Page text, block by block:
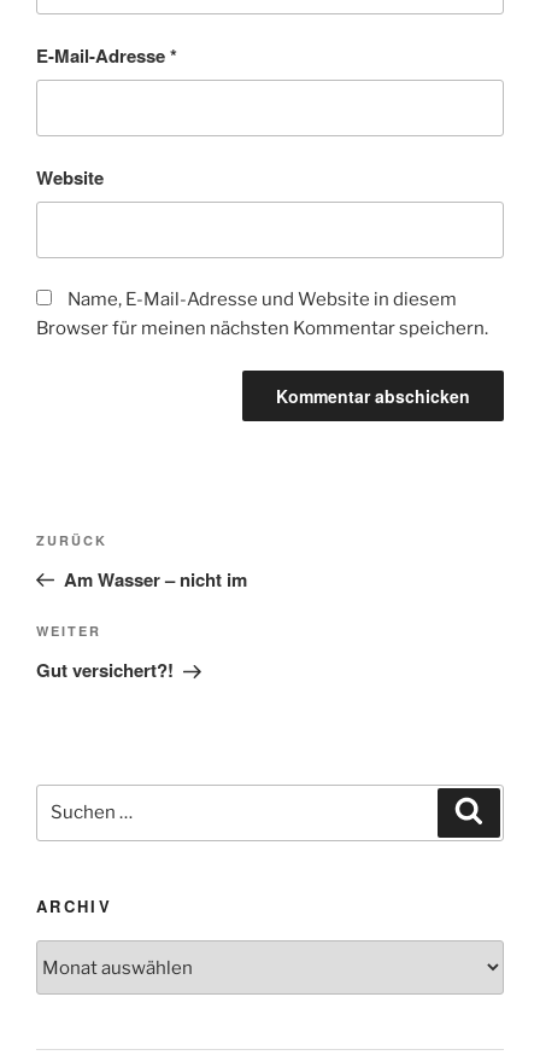
E-Mail-Adresse*
Website
Name, E-Mail-Adresse und Website in diesem
Browser für meinen nächsten Kommentar speichern.
Beitragsnavigation
Vorheriger
Beitrag
ZURÜCK
Am Wasser – nicht im
Nächster
Beitrag
WEITER
Gut versichert?!
Suchen
nach:
ARCHIV